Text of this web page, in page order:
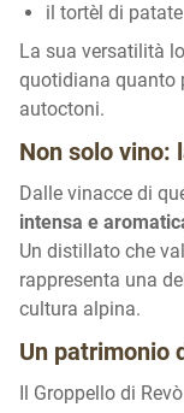
il tortèl di patate
La sua versatilità
quotidiana quanto
autoctoni.
Non solo vino:
Dalle vinacce di
intensa e
Un distillato che
rappresenta una
cultura alpina.
Un patrimonio
Il Groppello di